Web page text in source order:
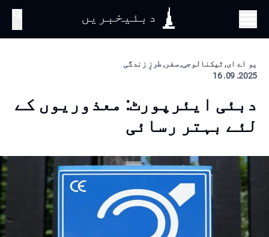
دبئیخبریں
یو اے ای, ٹیکنالوجی, سفر, طرزِ زندگی
2025. 09. 16
دبئی ایئرپورٹ: معذوریوں کے
لئے بہتر رسائی